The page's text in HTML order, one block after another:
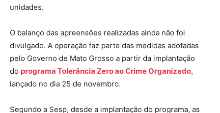
unidades.
O balanço das apreensões realizadas ainda não foi
divulgado. A operação faz parte das medidas adotadas
pelo Governo de Mato Grosso a partir da implantação
do programa Tolerância Zero ao Crime Organizado,
lançado no dia 25 de novembro.
Segundo a Sesp, desde a implantação do programa, as